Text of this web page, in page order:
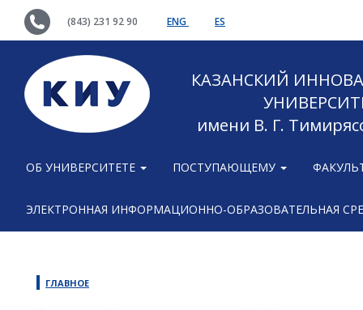
(843) 231 92 90 ENG ES
КАЗАНСКИЙ
имени В. Г.
ОБ УНИВЕРСИТЕТЕ ПОСТУПАЮЩЕМУ
ЭЛЕКТРОННАЯ ИНФОРМАЦИОННО-ОБРАЗОВАТЕЛЬНАЯ
ГЛАВНОЕ